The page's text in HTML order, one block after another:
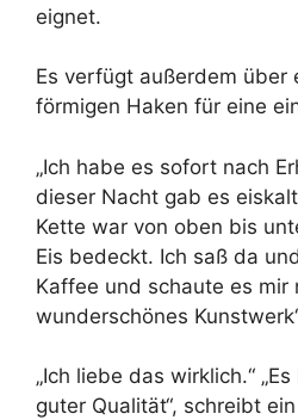
eignet.
Es verfügt außerdem über
förmigen Haken für eine
„Ich habe es sofort nach
dieser Nacht gab es
Kette war von oben bis
Eis bedeckt. Ich saß da
Kaffee und schaute es mir
wunderschönes
„Ich liebe das wirklich.“
guter Qualität“, schreibt